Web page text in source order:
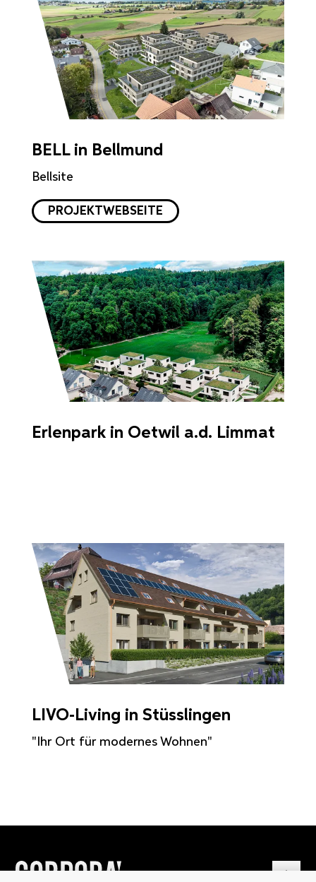
BELL in Bellmund
Bellsite
PROJEKTWEBSEITE
Erlenpark in Oetwil a.d. Limmat
LIVO-Living in Stüsslingen
"Ihr Ort für modernes Wohnen"